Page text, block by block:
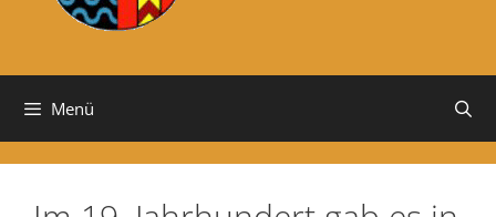
Menü